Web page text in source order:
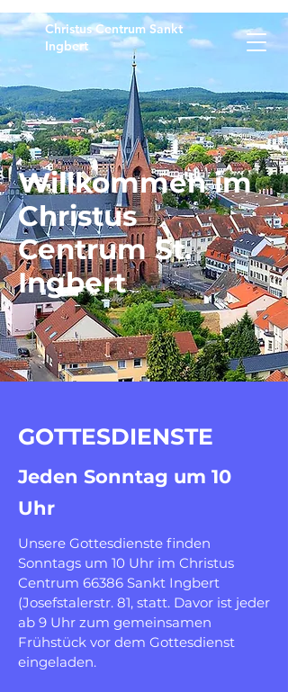
Christus Centrum Sankt
Ingbert
Willkommen im
Christus
Centrum St.
Ingbert
GOTTESDIENSTE
Jeden Sonntag um 10
Uhr
Unsere Gottesdienste finden
Sonntags um 10 Uhr im Christus
Centrum 66386 Sankt Ingbert
(Josefstalerstr. 81, statt. Davor ist jeder
ab 9 Uhr zum gemeinsamen
Frühstück vor dem Gottesdienst
eingeladen.